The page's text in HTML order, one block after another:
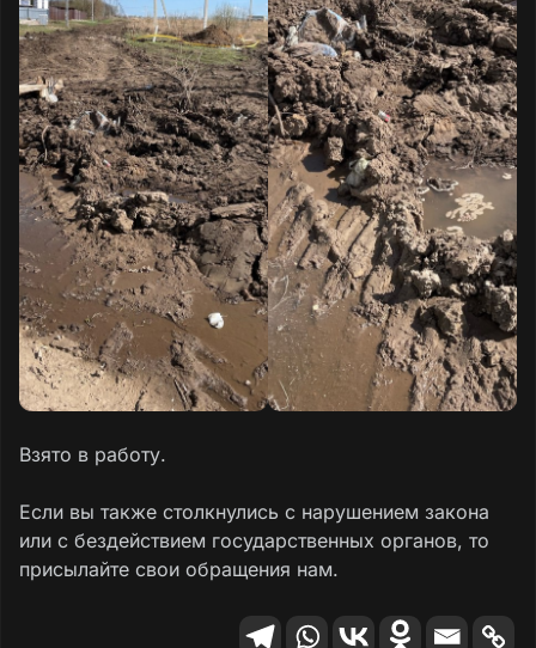
Взято в работу.
Если вы также столкнулись с нарушением закона
или с бездействием государственных органов, то
присылайте свои обращения нам.